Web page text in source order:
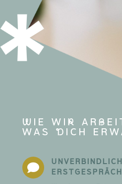
wIE WIr
WAS dICH

ERSTGESPRÄCH